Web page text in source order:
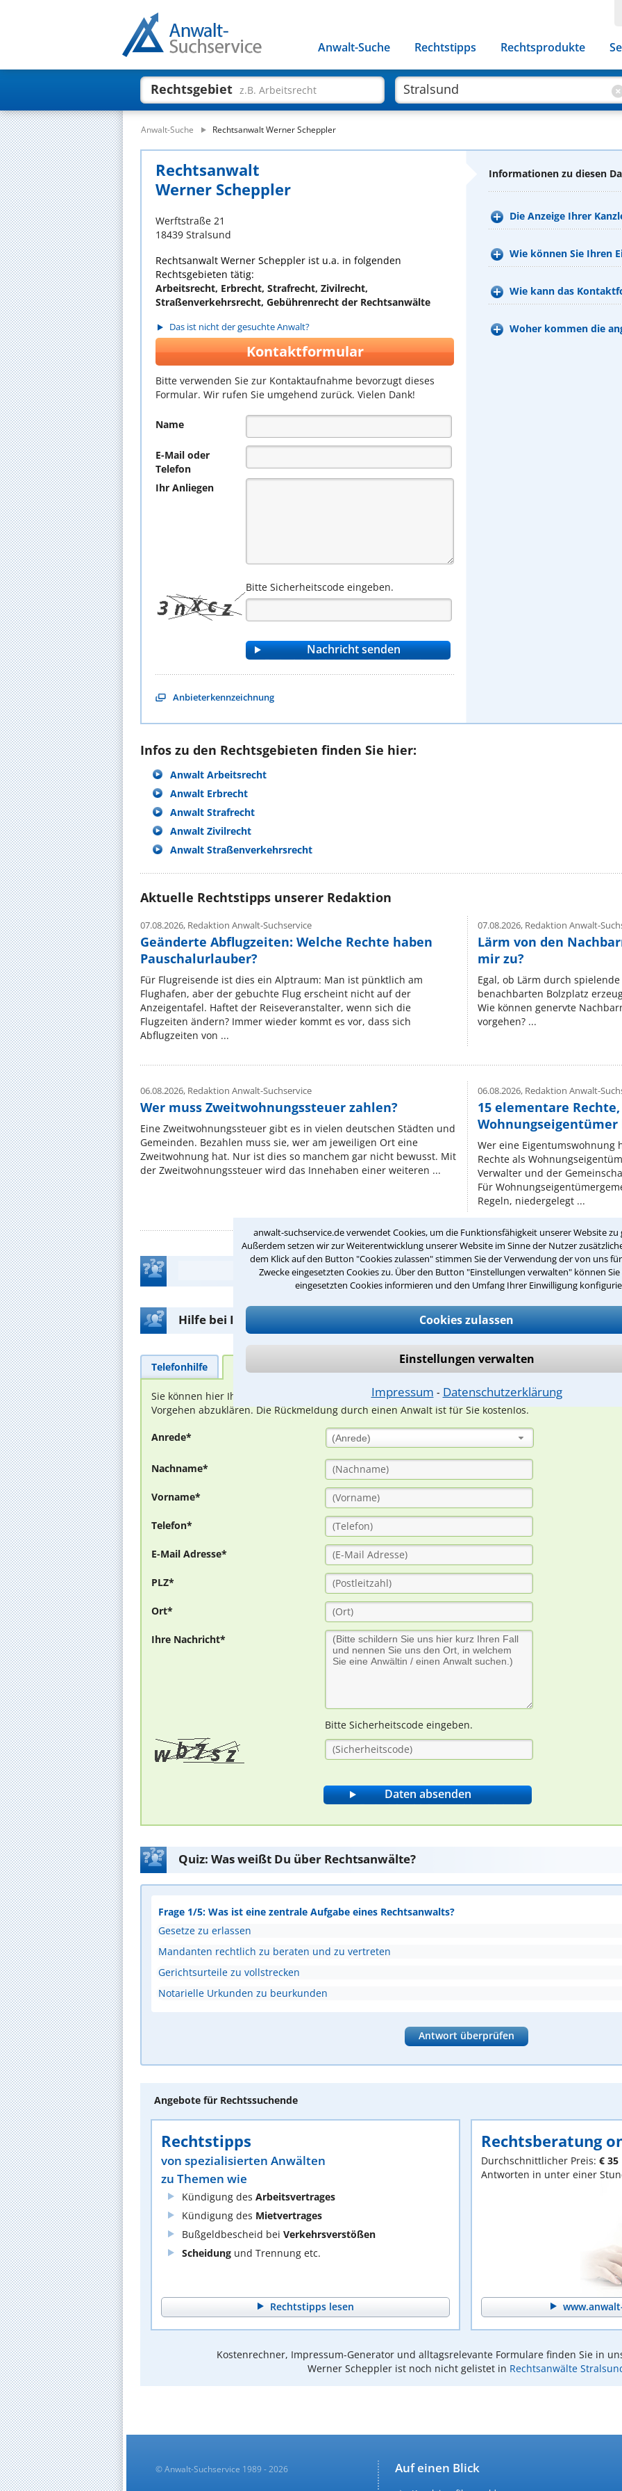
anwalt-suchservice.de verwendet Cookies, um die Funktionsfähigkeit unserer Website zu
Außerdem setzen wir zur Weiterentwicklung unserer Website im Sinne der Nutzer
dem Klick auf den Button "Cookies zulassen" stimmen Sie der Verwendung der von uns
Zwecke eingesetzten Cookies zu. Über den Button "Einstellungen verwalten" können
eingesetzten Cookies informieren und den Umfang Ihrer Einwilligung
Cookies zulassen
Einstellungen verwalten
Impressum ⁃ Datenschutzerklärung
Anwalt-Suche Rechtstipps Rechtsprodukte
Rechtsgebiet z.B. Arbeitsrecht
Anwalt-Suche Rechtsanwalt Werner Scheppler
Rechtsanwalt
Werner Scheppler
Werftstraße 21
18439 Stralsund
Rechtsanwalt Werner Scheppler ist u.a. in folgenden
Rechtsgebieten tätig:
Arbeitsrecht, Erbrecht, Strafrecht, Zivilrecht,
Straßenverkehrsrecht, Gebührenrecht der Rechtsanwälte
Das ist nicht der gesuchte Anwalt?
Kontaktformular
Bitte verwenden Sie zur Kontaktaufnahme bevorzugt dieses
Formular. Wir rufen Sie umgehend zurück. Vielen Dank!
Name
E-Mail oder
Telefon
Ihr Anliegen
Bitte Sicherheitscode eingeben.
Anbieterkennzeichnung
Informationen zu diesen
Die Anzeige Ihrer
Wie können Sie Ihren
Wie kann das
Woher kommen die
Infos zu den Rechtsgebieten finden Sie hier:
Anwalt Arbeitsrecht
Anwalt Erbrecht
Anwalt Strafrecht
Anwalt Zivilrecht
Anwalt Straßenverkehrsrecht
Aktuelle Rechtstipps unserer Redaktion
07.08.2026, Redaktion Anwalt-Suchservice
Geänderte Abflugzeiten: Welche Rechte haben
Pauschalurlauber?
Für Flugreisende ist dies ein Alptraum: Man ist pünktlich am
Flughafen, aber der gebuchte Flug erscheint nicht auf der
Anzeigentafel. Haftet der Reiseveranstalter, wenn sich die
Flugzeiten ändern? Immer wieder kommt es vor, dass sich
Abflugzeiten von ...
07.08.2026,Redaktion Anwalt-
Lärm von den
mir zu?
Egal, ob Lärm durch
benachbarten Bolzplatz
Wie können genervte
vorgehen? ...
06.08.2026, Redaktion Anwalt-Suchservice
Wer muss Zweitwohnungssteuer zahlen?
Eine Zweitwohnungssteuer gibt es in vielen deutschen Städten und
Gemeinden. Bezahlen muss sie, wer am jeweiligen Ort eine
Zweitwohnung hat. Nur ist dies so manchem gar nicht bewusst. Mit
der Zweitwohnungssteuer wird das Innehaben einer weiteren ...
06.08.2026,Redaktion Anwalt-
15 elementare
Wer eine Eigentumswohnung
Rechte als
Verwalter und der
Für
Regeln, niedergelegt ...
Teste Dein Rechtswissen
Hilfe bei Ihrer Anwaltsuche?
Telefonhilfe Beratungsanfrage
Sie können hier Ihren Fall schildern. Anschließend werden sich spezialisierte Rechtsanwälte bei
Vorgehen abzuklären. Die Rückmeldung durch einen Anwalt ist für Sie kostenlos.
Anrede* (Anrede)
Nachname*
Vorname*
Telefon*
E-Mail Adresse*
PLZ*
Ort*
Ihre Nachricht*
Bitte Sicherheitscode eingeben.
Quiz: Was weißt Du über Rechtsanwälte?
Frage 1/5: Was ist eine zentrale Aufgabe eines Rechtsanwalts?
Gesetze zu erlassen
Mandanten rechtlich zu beraten und zu vertreten
Gerichtsurteile zu vollstrecken
Notarielle Urkunden zu beurkunden
Antwort überprüfen
Angebote für Rechtssuchende
Rechtstipps
von spezialisierten Anwälten
zu Themen wie
Kündigung des Arbeitsvertrages
Kündigung des Mietvertrages
Bußgeldbescheid bei Verkehrsverstößen
Scheidung und Trennung etc.
Rechtstipps lesen
Rechtsberatung
Durchschnittlicher Preis: € 35
Antworten in unter einer
Kostenrechner, Impressum-Generator und alltagsrelevante Formulare finden Sie in
Werner Scheppler ist noch nicht gelistet in Rechtsanwälte
Auf einen Blick
© Anwalt-Suchservice 1989 - 2026